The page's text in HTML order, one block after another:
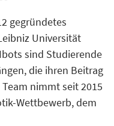
gegründetes
Universität
sind Studierende
die ihren Beitrag
nimmt seit 2015
Wettbewerb, dem